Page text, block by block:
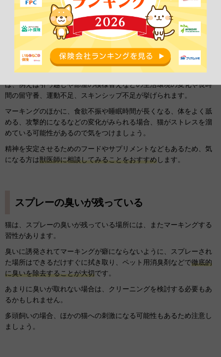
精神的なストレス
猫がマーキングするのは、不安や緊張などの精神的な
じているからかもしれません。猫がストレスを感じる原因として
は、例えば引っ越しや部屋の模様替えなどの生活環境の変化や長時
間の留守番、運動不足、スキンシップ不足が挙げられます。
マーキングのほかに、食欲不振や睡眠時間が長くなる、体をよく舐
める、攻撃的になるなどの変化がみられる場合、猫がストレスを溜
めている可能性があるので気をつけましょう。
精神を安定させるためのフードやサプリメントなどもあるため、気
になる方は獣医師に相談してみることをおすすめします。
スプレーの臭いが残っている
猫は、スプレーの臭いが残っている場所には、またマーキングする
習性があります。
臭いに誘発されてマーキングが癖にならないように、スプレーされ
た場所はできるだけすぐに拭き取り、ペット用消臭剤などで徹底的
に臭いを除去することが大切です。
あまりに臭いが取れない場合は、クリーニングを検討する必要もあ
るかもしれません。
多頭飼いの場合、ほかの猫への刺激になる可能性もあるため注意し
ましょう。